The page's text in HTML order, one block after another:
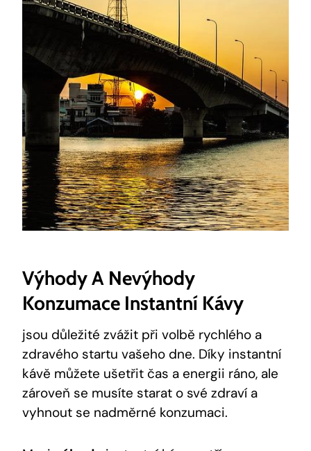
Výhody A Nevýhody
Konzumace Instantní Kávy
jsou důležité zvážit při volbě rychlého a
zdravého startu vašeho dne. Díky instantní
kávě můžete ušetřit čas a energii ráno, ale
zároveň se musíte starat o své zdraví a
vyhnout se nadměrné konzumaci.